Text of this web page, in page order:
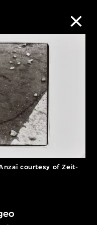
courtesy of Zeit-